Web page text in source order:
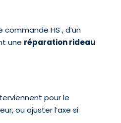
HS , d’un
une réparation rideau
pour le
ou ajuster l’axe si